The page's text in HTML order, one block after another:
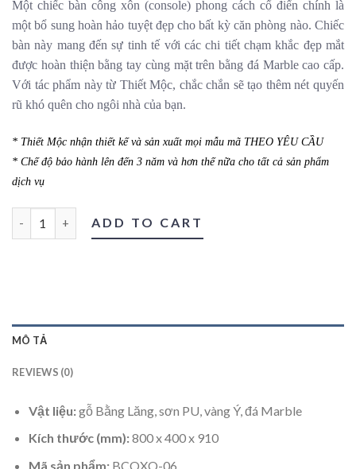
Một chiếc bàn công xôn (console) phong cách cổ điển chính là
một bổ sung hoàn hảo tuyệt đẹp cho bất kỳ căn phòng nào. Chiếc
bàn này mang đến sự tinh tế với các chi tiết chạm khắc đẹp mắt
được hoàn thiện bằng tay cùng mặt trên bằng đá Marble cao cấp.
Với tác phẩm này từ Thiết Mộc, chắc chắn sẽ tạo thêm nét quyến
rũ khó quên cho ngôi nhà của bạn.
* Thiết Mộc nhận thiết kế và sản xuất mọi mẫu mã THEO YÊU CẦU
* Chế độ bảo hành lên đến 3 năm và hơn thế nữa cho tất cả sản phẩm
dịch vụ
Bàn công xôn 06 quantity
ADD TO CART
MÔ TẢ
REVIEWS (0)
Vật liệu:gỗ Bằng Lăng, sơn PU, vàng Ý, đá Marble
Kích thước (mm):800 x 400 x 910
Mã sản phẩm:BCOXO-06